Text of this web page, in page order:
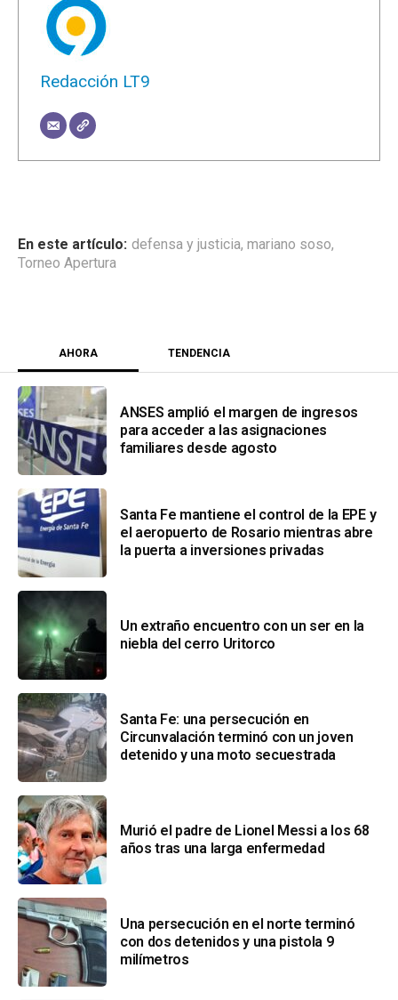
Redacción LT9
defensa y justicia, mariano soso,
Torneo Apertura
AHORA TENDENCIA
ANSES amplió el margen de ingresos
para acceder a las asignaciones
familiares desde agosto
Santa Fe mantiene el control de la EPE y
el aeropuerto de Rosario mientras abre
la puerta a inversiones privadas
Un extraño encuentro con un ser en la
niebla del cerro Uritorco
Santa Fe: una persecución en
Circunvalación terminó con un joven
detenido y una moto secuestrada
Murió el padre de Lionel Messi a los 68
años tras una larga enfermedad
Una persecución en el norte terminó
con dos detenidos y una pistola 9
milímetros